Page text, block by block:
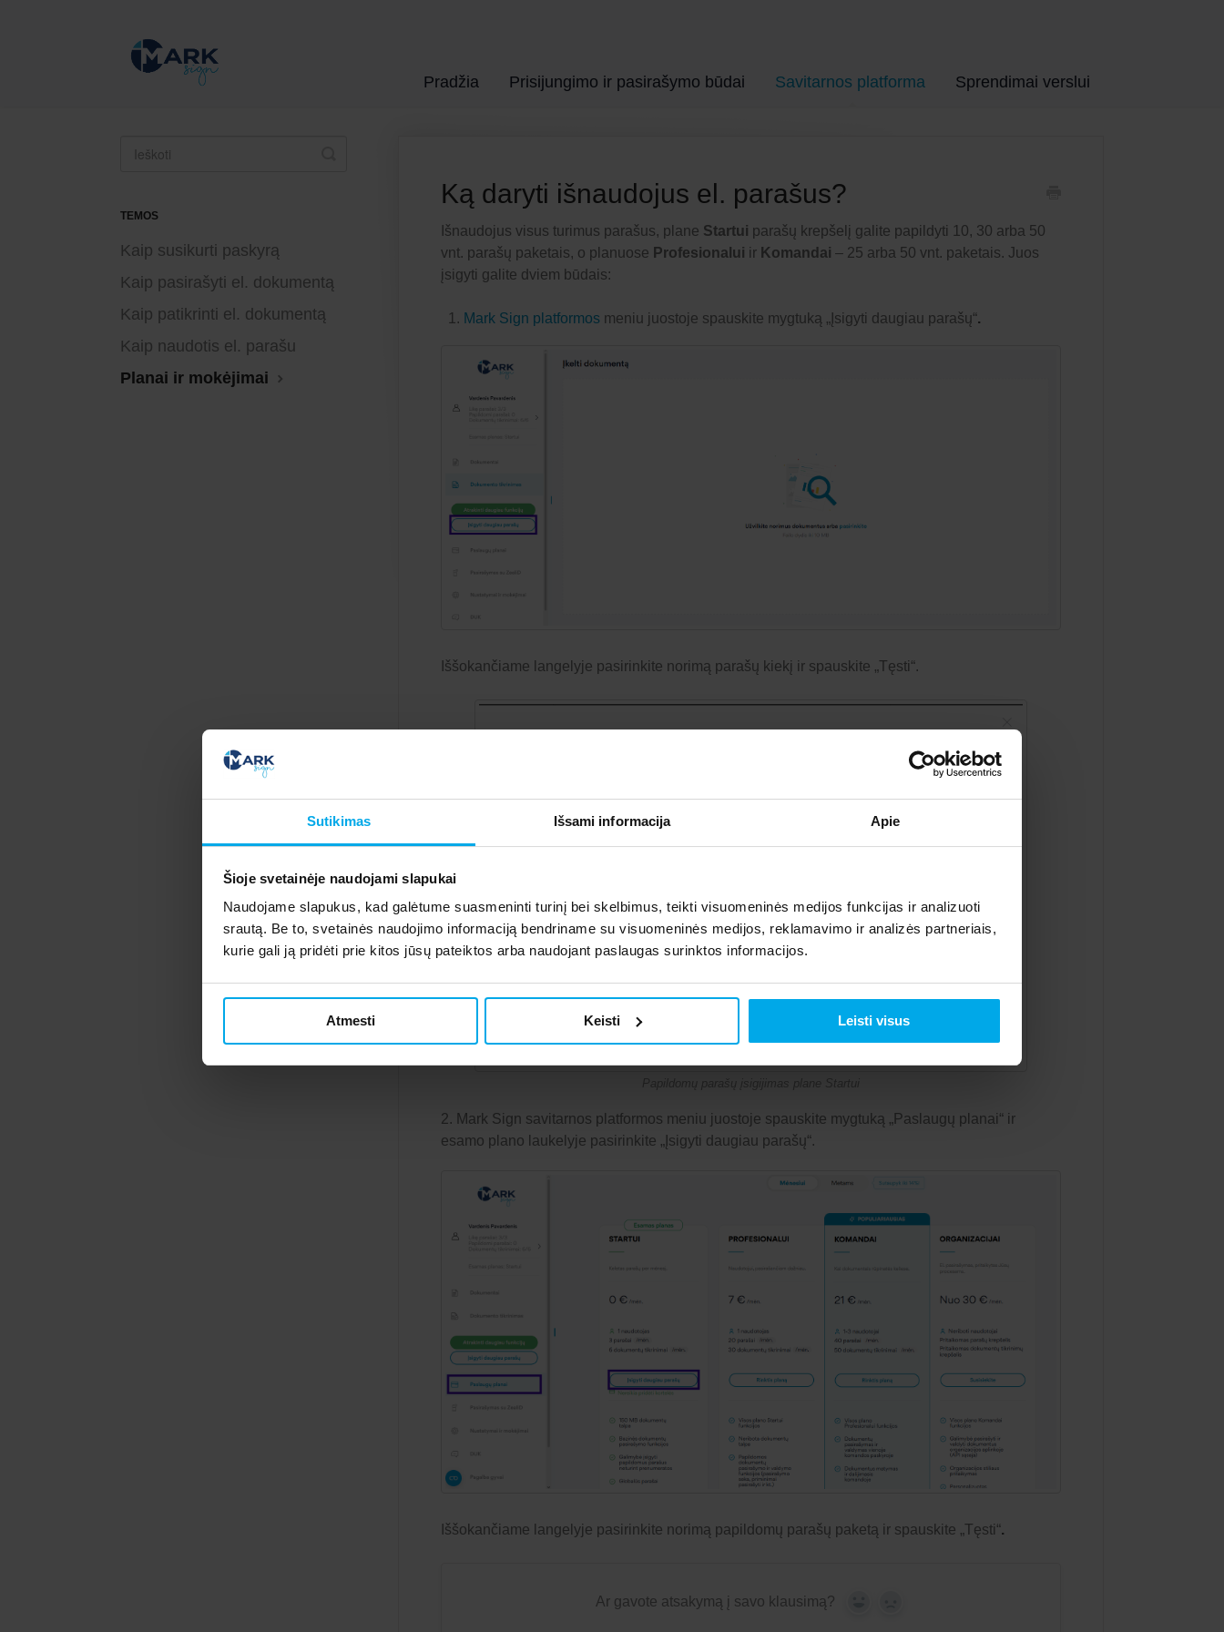
Sutikimas Išsami informacija Apie
Šioje svetainėje naudojami slapukai
Naudojame slapukus, kad galėtume suasmeninti turinį bei skelbimus, teikti visuomeninės medijos funkcijas ir analizuoti
srautą. Be to, svetainės naudojimo informaciją bendriname su visuomeninės medijos, reklamavimo ir analizės partneriais,
kurie gali ją pridėti prie kitos jūsų pateiktos arba naudojant paslaugas surinktos informacijos.
Atmesti Keisti Leisti visus
Pradžia Prisijungimo ir pasirašymo būdai Savitarnos platforma Sprendimai verslui
Ką daryti išnaudojus el. parašus?
Išnaudojus visus turimus parašus, plane Startui parašų krepšelį galite papildyti 10, 30 arba 50
vnt. parašų paketais, o planuose Profesionalui ir Komandai – 25 arba 50 vnt. paketais. Juos
įsigyti galite dviem būdais:
Mark Sign platformosmeniu juostoje spauskite mygtuką „Įsigyti daugiau parašų“.
Iššokančiame langelyje pasirinkite norimą parašų kiekį ir spauskite „Tęsti“.
Papildomų parašų įsigijimas plane Startui
2. Mark Sign savitarnos platformos meniu juostoje spauskite mygtuką „Paslaugų planai“ ir
esamo plano laukelyje pasirinkite „Įsigyti daugiau parašų“.
Iššokančiame langelyje pasirinkite norimą papildomų parašų paketą ir spauskite „Tęsti“.
Ar gavote atsakymą į savo klausimą?
TEMOS
Kaip susikurti paskyrą
Kaip pasirašyti el. dokumentą
Kaip patikrinti el. dokumentą
Kaip naudotis el. parašu
Planai ir mokėjimai